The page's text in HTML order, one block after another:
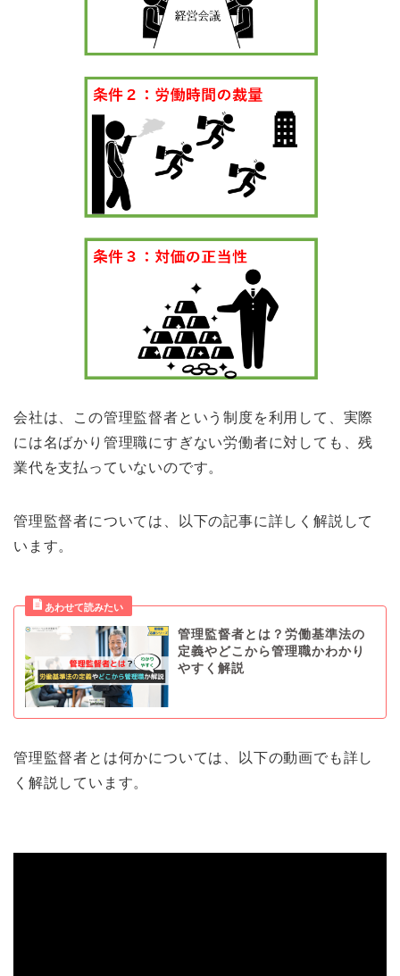
会社は、この管理監督者という制度を利用して、実際
には名ばかり管理職にすぎない労働者に対しても、残
業代を支払っていないのです。
管理監督者については、以下の記事に詳しく解説して
います。
管理監督者とは？労働基準法の
定義やどこから管理職かわかり
やすく解説
管理監督者とは何かについては、以下の動画でも詳し
く解説しています。